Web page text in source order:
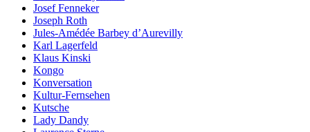
Josef Fenneker
Joseph Roth
Jules-Amédée Barbey d’Aurevilly
Karl Lagerfeld
Klaus Kinski
Kongo
Konversation
Kultur-Fernsehen
Kutsche
Lady Dandy